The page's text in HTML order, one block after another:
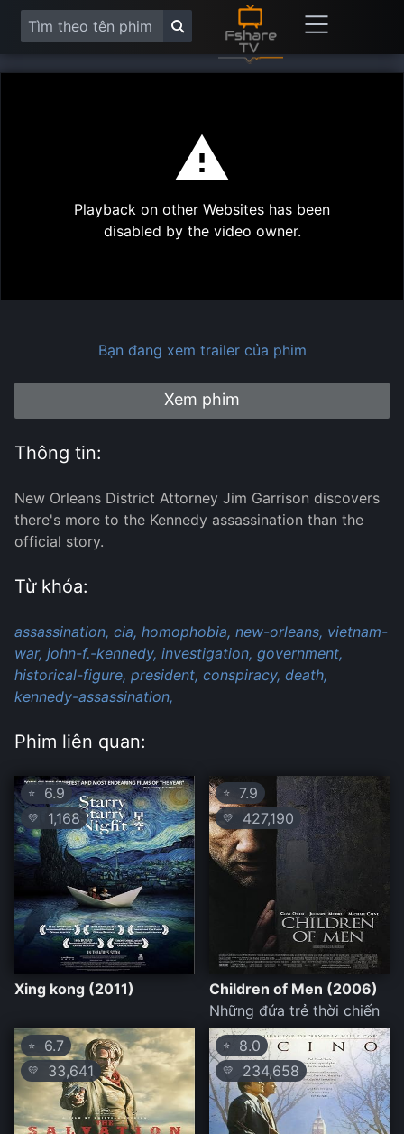
Play
Playback on other Websites has been
disabled by the video owner.
Bạn đang xem trailer của phim
Xem phim
Thông tin:
New Orleans District Attorney Jim Garrison discovers
there's more to the Kennedy assassination than the
official story.
Từ khóa:
assassination, cia, homophobia, new-orleans, vietnam-
war, john-f.-kennedy, investigation, government,
historical-figure, president, conspiracy, death,
kennedy-assassination,
Phim liên quan:
⭐ 6.9
💛 1,168
Xing kong (2011)
⭐ 7.9
💛 427,190
Children of Men (2006)
Những đứa trẻ thời chiến
⭐ 6.7
💛 33,641
⭐ 8.0
💛 234,658